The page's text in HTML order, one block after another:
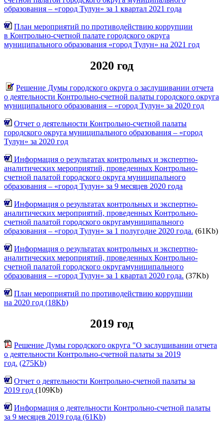
образования – «город Тулун» за 1 квартал 2021 года
План мероприятий по противодействию коррупции
в Контрольно-счетной палате городского округа
муниципального образования «город Тулун» на 2021 год
2020 год
Решение Думы городского округа о заслушивании отчета
о деятельности Контрольно-счетной палаты городского округа
муниципального образования – «город Тулун» за 2020 год
Отчет о деятельности Контрольно-счетной палаты
городского округа муниципального образования – «город
Тулун» за 2020 год
Информация о результатах контрольных и экспертно-
аналитических мероприятий, проведенных Контрольно-
счетной палатой городского округа муниципального
образования – «город Тулун» за 9 месяцев 2020 года
Информация о результатах контрольных и экспертно-
аналитических мероприятий, проведенных Контрольно-
счетной палатой городского округамуниципального
образования – «город Тулун» за 1 полугодие 2020 года. (61Kb)
Информация о результатах контрольных и экспертно-
аналитических мероприятий, проведенных Контрольно-
счетной палатой городского округамуниципального
образования – «город Тулун» за 1 квартал 2020 года. (37Kb)
План мероприятий по противодействию коррупции
на 2020 год (18Kb)
2019 год
Решение Думы городского округа "О заслушивании отчета
о деятельности Контрольно-счетной палаты за 2019
год. (275Kb)
Отчет о деятельности Контрольно-счетной палаты за
2019 год (109Kb)
Информация о деятельности Контрольно-счетной палаты
за 9 месяцев 2019 года (61Kb)